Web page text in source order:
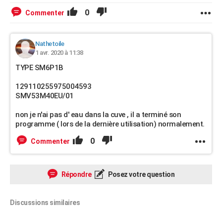
Commenter 0
Nathetoile
1 avr. 2020 à 11:38
TYPE SM6P1B
129110255975004593
SMV53M40EU/01
non je n'ai pas d' eau dans la cuve , il a terminé son
programme ( lors de la dernière utilisation) normalement.
Commenter 0
Répondre Posez votre question
Discussions similaires